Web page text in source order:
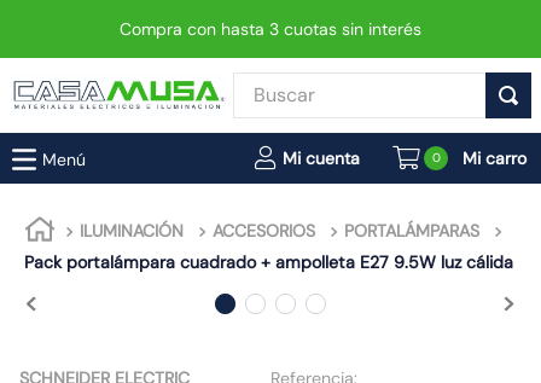
Compra con hasta 3 cuotas sin interés
Buscar
0
ILUMINACIÓN ACCESORIOS
PORTALÁMPARAS
Pack portalámpara cuadrado + ampolleta E27 9.5W luz cálida
SCHNEIDER ELECTRIC
Referencia:
TÉRMINOS MÁS BUSCADOS
1.
interruptor
2.
enchufe
3.
luminaria vial led neo
4.
foco